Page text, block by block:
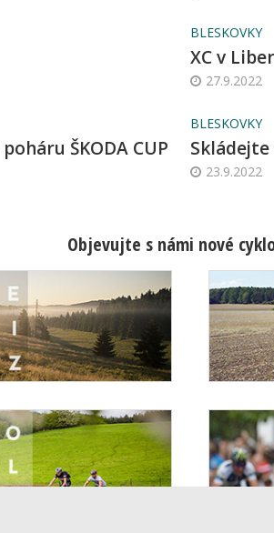
BLESKOVKY
XC v
27.9.2022
ŠKODA CUP
BLESKOVKY
Skládejte
23.9.2022
Objevujte s námi nové